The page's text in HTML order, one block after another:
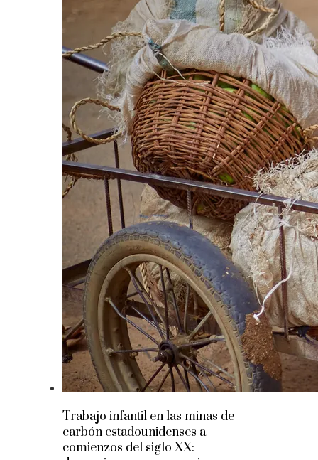
Trabajo infantil en las minas de
carbón estadounidenses a
comienzos del siglo XX: